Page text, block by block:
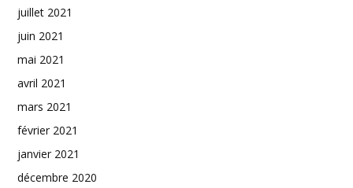
juillet 2021
juin 2021
mai 2021
avril 2021
mars 2021
février 2021
janvier 2021
décembre 2020